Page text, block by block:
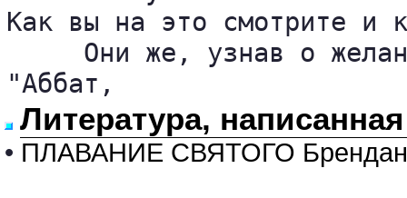
Как вы на это смотрите и
Они же, узнав о
"Аббат,
Литература,
• ПЛАВАНИЕ СВЯТОГО